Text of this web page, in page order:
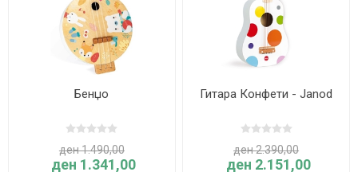
Бенџо
ден 1.490,00
ден 1.341,00
Гитара Конфети - Janod
ден 2.390,00
ден 2.151,00